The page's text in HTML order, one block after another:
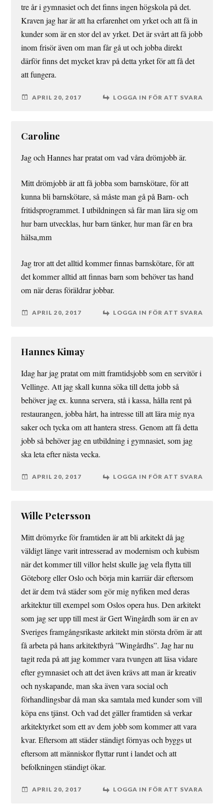
tre år i gymnasiet och det finns ingen högskola på det.
Kraven jag har är att ha erfarenhet om yrket och att få in
kunder som är en stor del av yrket. Det är svårt att få jobb
inom frisör även om man får gå ut och jobba direkt
därför finns det mycket krav på detta yrket för att få det
att fungera.
APRIL 20, 2017 LOGGA IN FÖR ATT SVARA
Caroline
Jag och Hannes har pratat om vad våra drömjobb är.
Mitt drömjobb är att få jobba som barnskötare, för att
kunna bli barnskötare, så måste man gå på Barn- och
fritidsprogrammet. I utbildningen så får man lära sig om
hur barn utvecklas, hur barn tänker, hur man får en bra
hälsa,mm
Jag tror att det alltid kommer finnas barnskötare, för att
det kommer alltid att finnas barn som behöver tas hand
om när deras föräldrar jobbar.
APRIL 20, 2017 LOGGA IN FÖR ATT SVARA
Hannes Kimay
Idag har jag pratat om mitt framtidsjobb som en servitör i
Vellinge. Att jag skall kunna söka till detta jobb så
behöver jag ex. kunna servera, stå i kassa, hålla rent på
restaurangen, jobba hårt, ha intresse till att lära mig nya
saker och tycka om att hantera stress. Genom att få detta
jobb så behöver jag en utbildning i gymnasiet, som jag
ska leta efter nästa vecka.
APRIL 20, 2017 LOGGA IN FÖR ATT SVARA
Wille Petersson
Mitt drömyrke för framtiden är att bli arkitekt då jag
väldigt länge varit intresserad av modernism och kubism
när det kommer till villor helst skulle jag vela flytta till
Göteborg eller Oslo och börja min karriär där eftersom
det är dem två städer som gör mig nyfiken med deras
arkitektur till exempel som Oslos opera hus. Den arkitekt
som jag ser upp till mest är Gert Wingårdh som är en av
Sveriges framgångsrikaste arkitekt min största dröm är att
få arbeta på hans arkitektbyrå ”Wingårdhs”. Jag har nu
tagit reda på att jag kommer vara tvungen att läsa vidare
efter gymnasiet och att det även krävs att man är kreativ
och nyskapande, man ska även vara social och
förhandlingsbar då man ska samtala med kunder som vill
köpa ens tjänst. Och vad det gäller framtiden så verkar
arkitektyrket som ett av dem jobb som kommer att vara
kvar. Eftersom att städer ständigt förnyas och byggs ut
eftersom att människor flyttar runt i landet och att
befolkningen ständigt ökar.
APRIL 20, 2017 LOGGA IN FÖR ATT SVARA